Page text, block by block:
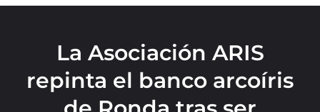
La Asociación ARIS
repinta el banco arcoíris